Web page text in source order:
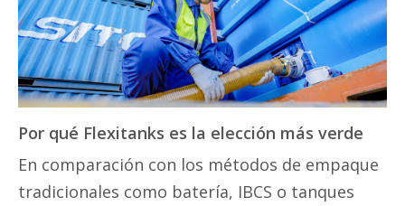
Por qué Flexitanks es la elección más verde
En comparación con los métodos de empaque
tradicionales como batería, IBCS o tanques